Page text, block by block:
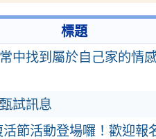
標題
中找到屬於自己家的情
試訊息
節活動登場囉！歡迎報